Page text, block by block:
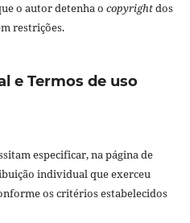
o autor detenha o copyrightdos
restrições.
e Termos de uso
especificar, na página de
individual que exerceu
os critérios estabelecidos